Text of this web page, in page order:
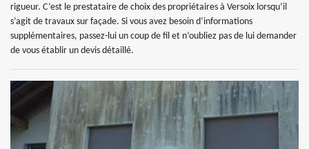
rigueur. C’est le prestataire de choix des propriétaires à Versoix lorsqu’il
s’agit de travaux sur façade. Si vous avez besoin d’informations
supplémentaires, passez-lui un coup de fil et n’oubliez pas de lui demander
de vous établir un devis détaillé.